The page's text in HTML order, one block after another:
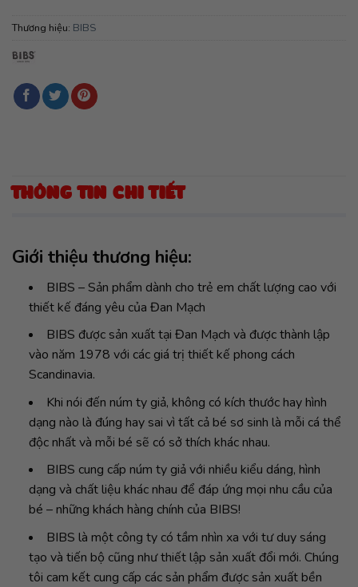
Thương hiệu: BIBS
THÔNG TIN CHI TIẾT
Giới thiệu thương hiệu:
BIBS – Sản phẩm dành cho trẻ em chất lượng cao với
thiết kế đáng yêu của Đan Mạch
BIBS được sản xuất tại Đan Mạch và được thành lập
vào năm 1978 với các giá trị thiết kế phong cách
Scandinavia.
Khi nói đến núm ty giả, không có kích thước hay hình
dạng nào là đúng hay sai vì tất cả bé sơ sinh là mỗi cá thể
độc nhất và mỗi bé sẽ có sở thích khác nhau.
BIBS cung cấp núm ty giả với nhiều kiểu dáng, hình
dạng và chất liệu khác nhau để đáp ứng mọi nhu cầu của
bé – những khách hàng chính của BIBS!
BIBS là một công ty có tầm nhìn xa với tư duy sáng
tạo và tiến bộ cũng như thiết lập sản xuất đổi mới. Chúng
tôi cam kết cung cấp các sản phẩm được sản xuất bền